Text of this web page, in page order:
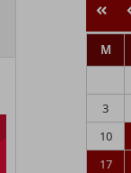
M
3
10
17